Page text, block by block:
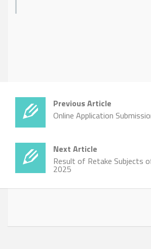
Previous Article
Online Application
Next Article
Result of Retake Subjects
2025